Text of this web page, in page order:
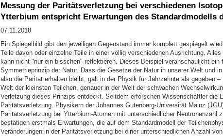
Messung der Paritätsverletzung bei verschiedenen
Ytterbium entspricht Erwartungen des Standardmodells
07.11.2018
Ein Spiegelbild gibt den jeweiligen Gegenstand immer komplett gespiegelt
Teile davon oder einzelne Teile in einer völlig verschiedenen Ausrichtung.
kann nicht "nur ein bisschen" reflektieren. Dieses Beispiel veranschaulicht ein
Symmetrieprinzip der Natur. Dass die Gesetze der Natur in unserer Welt und
also die Parität erhalten bleibt, galt in der Physik für Jahrzehnte als gegeben
Welt der kleinsten Teilchen, genauer in der Welt der schwachen
Verletzung dieses Prinzips entdeckt. Seitdem erforschen Wissenschaftler die
Paritätsverletzung. Physikern der Johannes Gutenberg-Universität Mainz
Paritätsverletzung bei Ytterbium-Atomen mit unterschiedlicher Neutronenzahl
bestätigen erstmals Erwartungen, die auf dem Standardmodell der
Veränderungen in der Paritätsverletzung bei einer unterschiedlichen Anzahl